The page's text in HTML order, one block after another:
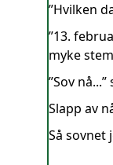
”Hvilken
”13.
myke
”Sov
Slapp av
Så sovnet